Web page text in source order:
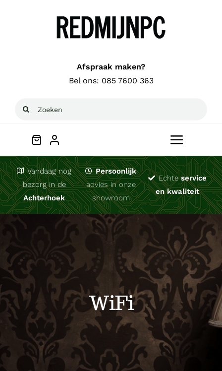
Afspraak maken?
Bel ons: 085 7600 363
Zoeken
Toggle
Welkom
Computerhulp
Helpdesk
Servicepunten
Webwinkel
Vandaag nog
bezorg in de
Achterhoek
Persoonlijk
advies in onze
showroom
Echteservice
en kwaliteit
WiFi